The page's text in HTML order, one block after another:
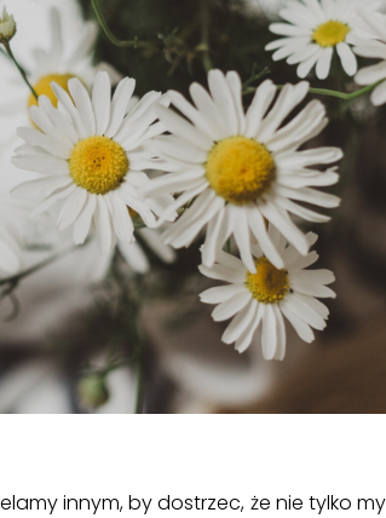
innym, by dostrzec, że nie tylko